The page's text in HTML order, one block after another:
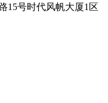
15号时代风帆大厦1区